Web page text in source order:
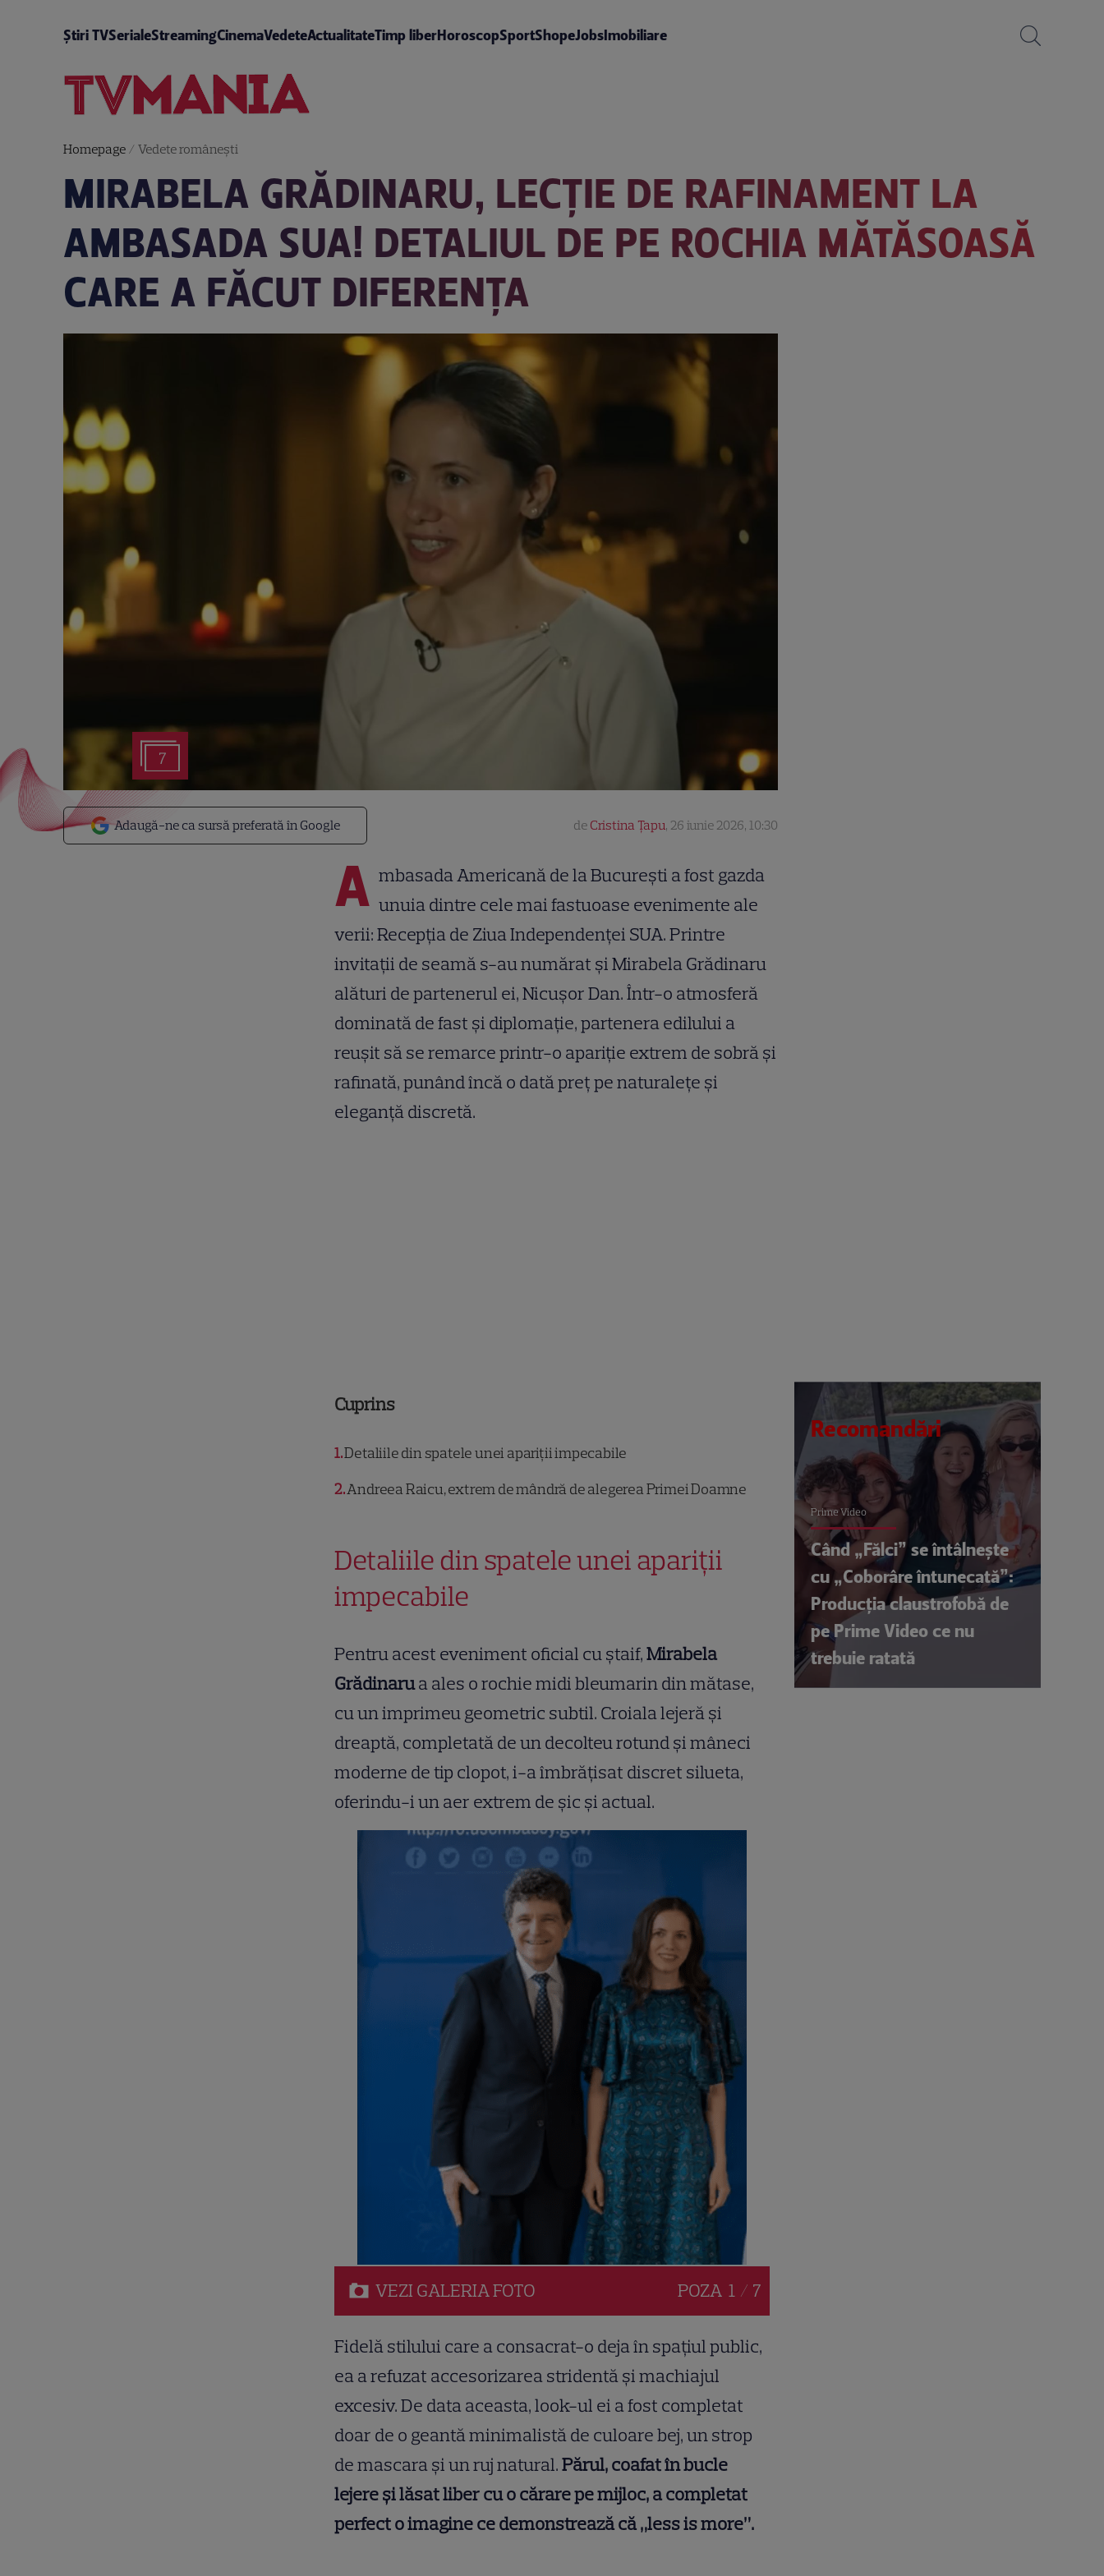
Știri TVSerialeStreamingCinemaVedeteActualitateTimp liberHoroscopSportShopeJobsImobiliare
Homepage/ Vedete româneşti
MIRABELA GRĂDINARU, LECȚIE DE RAFINAMENT LA
AMBASADA SUA! DETALIUL DE PE ROCHIA MĂTĂSOASĂ
CARE A FĂCUT DIFERENȚA
7
Adaugă-ne ca sursă preferată în Google de Cristina Țapu, 26 iunie 2026, 10:30
A mbasada Americană de la București a fost gazda
unuia dintre cele mai fastuoase evenimente ale
verii: Recepția de Ziua Independenței SUA. Printre
invitații de seamă s-au numărat și Mirabela Grădinaru
alături de partenerul ei, Nicușor Dan. Într-o atmosferă
dominată de fast și diplomație, partenera edilului a
reușit să se remarce printr-o apariție extrem de sobră și
rafinată, punând încă o dată preț pe naturalețe și
eleganță discretă.
Cuprins
1Detaliile din spatele unei apariții impecabile
2Andreea Raicu, extrem de mândră de alegerea Primei Doamne
Detaliile din spatele unei apariții
impecabile
Pentru acest eveniment oficial cu ștaif,Mirabela
Grădinarua ales o rochie midi bleumarin din mătase,
cu un imprimeu geometric subtil. Croiala lejeră și
dreaptă, completată de un decolteu rotund și mâneci
moderne de tip clopot, i-a îmbrățisat discret silueta,
oferindu-i un aer extrem de șic și actual.
VEZI GALERIAFOTO POZA 1 / 7
Fidelă stilului care a consacrat-o deja în spațiul public,
ea a refuzat accesorizarea stridentă și machiajul
excesiv. De data aceasta, look-ul ei a fost completat
doar de o geantă minimalistă de culoare bej, un strop
de mascara și un ruj natural.Părul, coafat în bucle
lejere și lăsat liber cu o cărare pe mijloc, a completat
perfect o imagine ce demonstrează că „less is more”.
Recomandări
Prime Video
Când „Fălci” se întâlnește
cu „Coborâre întunecată”:
Producția claustrofobă de
pe Prime Video ce nu
trebuie ratată